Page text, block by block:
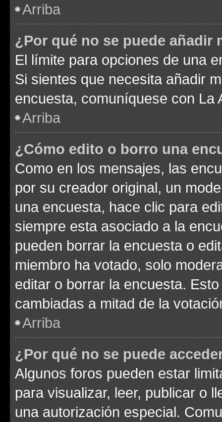
Arriba
¿Por qué no se puede añadir
El límite para opciones de una
Si sientes que necesita añadir
encuesta, comuníquese con La
Arriba
¿Cómo edito o borro una
Como en los mensajes, las
por su creador original, un
una encuesta, hace clic para
siempre esta asociado a la
pueden borrar la encuesta o
miembro ha votado, solo
editar o borrar la encuesta.
cambiadas a mitad de la
Arriba
¿Por qué no se puede
Algunos foros pueden estar
para visualizar, leer, publicar o
una autorización especial.